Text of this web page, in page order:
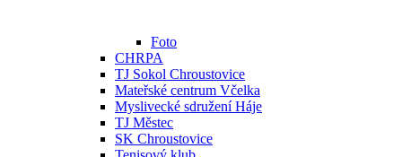
Foto
CHRPA
TJ Sokol Chroustovice
Mateřské centrum Včelka
Myslivecké sdružení Háje
TJ Městec
SK Chroustovice